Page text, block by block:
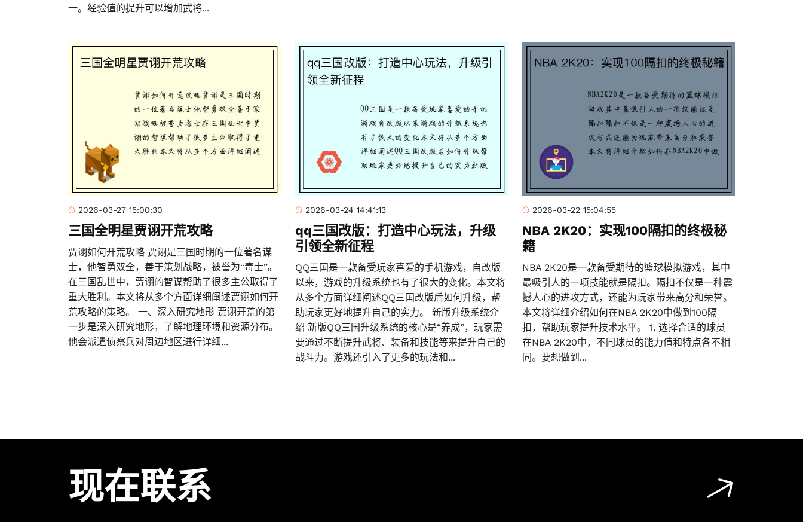
一。经验值的提升可以增加武将...
2026-03-27 15:00:30
三国全明星贾诩开荒攻略
贾诩如何开荒攻略 贾诩是三国时期的一位著名谋
士，他智勇双全，善于策划战略，被誉为“毒士”。
在三国乱世中，贾诩的智谋帮助了很多主公取得了
重大胜利。本文将从多个方面详细阐述贾诩如何开
荒攻略的策略。 一、深入研究地形 贾诩开荒的第
一步是深入研究地形，了解地理环境和资源分布。
他会派遣侦察兵对周边地区进行详细...
2026-03-24 14:41:13
qq三国改版：打造中心玩法，升级
引领全新征程
QQ三国是一款备受玩家喜爱的手机游戏，自改版
以来，游戏的升级系统也有了很大的变化。本文将
从多个方面详细阐述QQ三国改版后如何升级，帮
助玩家更好地提升自己的实力。 新版升级系统介
绍 新版QQ三国升级系统的核心是“养成”，玩家需
要通过不断提升武将、装备和技能等来提升自己的
战斗力。游戏还引入了更多的玩法和...
2026-03-22 15:04:55
NBA 2K20：实现100隔扣的终极秘
籍
NBA 2K20是一款备受期待的篮球模拟游戏，其中
最吸引人的一项技能就是隔扣。隔扣不仅是一种震
撼人心的进攻方式，还能为玩家带来高分和荣誉。
本文将详细介绍如何在NBA 2K20中做到100隔
扣，帮助玩家提升技术水平。 1. 选择合适的球员
在NBA 2K20中，不同球员的能力值和特点各不相
同。要想做到...
现在联系